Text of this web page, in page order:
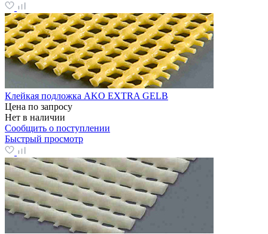
Клейкая подложка AKO EXTRA GELB
Цена по запросу
Нет в наличии
Сообщить о поступлении
Быстрый просмотр